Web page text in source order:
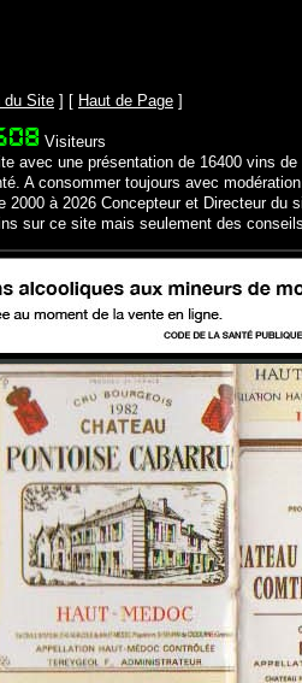
du Site ] [ Haut de Page ]
Visiteurs
avec une présentation de 16400 vins de
A consommer toujours avec modération
à 2026 Concepteur et Directeur du
sur ce site mais seulement des conseils